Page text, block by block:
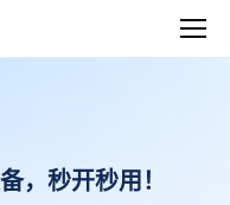
，秒开秒用！